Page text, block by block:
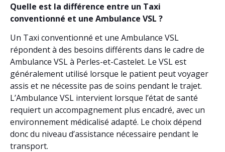
Quelle est la différence entre un Taxi
conventionné et une Ambulance VSL ?
Un Taxi conventionné et une Ambulance VSL
répondent à des besoins différents dans le cadre de
Ambulance VSL à Perles-et-Castelet. Le VSL est
généralement utilisé lorsque le patient peut voyager
assis et ne nécessite pas de soins pendant le trajet.
L’Ambulance VSL intervient lorsque l’état de santé
requiert un accompagnement plus encadré, avec un
environnement médicalisé adapté. Le choix dépend
donc du niveau d’assistance nécessaire pendant le
transport.